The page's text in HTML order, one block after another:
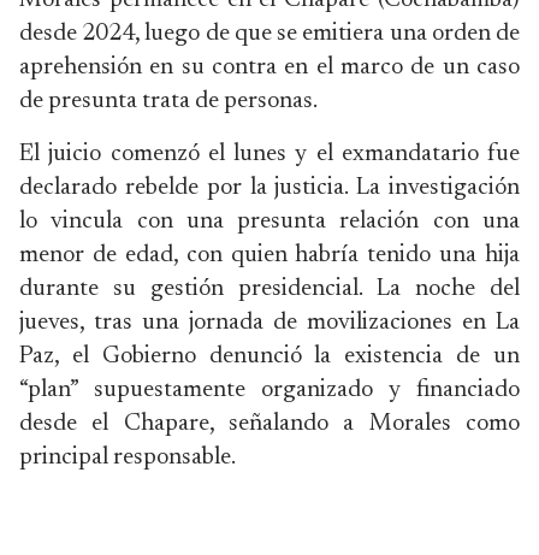
desde 2024, luego de que se emitiera una orden de
aprehensión en su contra en el marco de un caso
de presunta trata de personas.
El juicio comenzó el lunes y el exmandatario fue
declarado rebelde por la justicia. La investigación
lo vincula con una presunta relación con una
menor de edad, con quien habría tenido una hija
durante su gestión presidencial. La noche del
jueves, tras una jornada de movilizaciones en La
Paz, el Gobierno denunció la existencia de un
“plan” supuestamente organizado y financiado
desde el Chapare, señalando a Morales como
principal responsable.